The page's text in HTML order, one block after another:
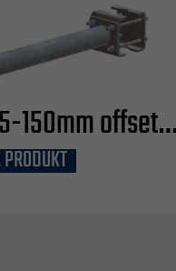
150mm offset